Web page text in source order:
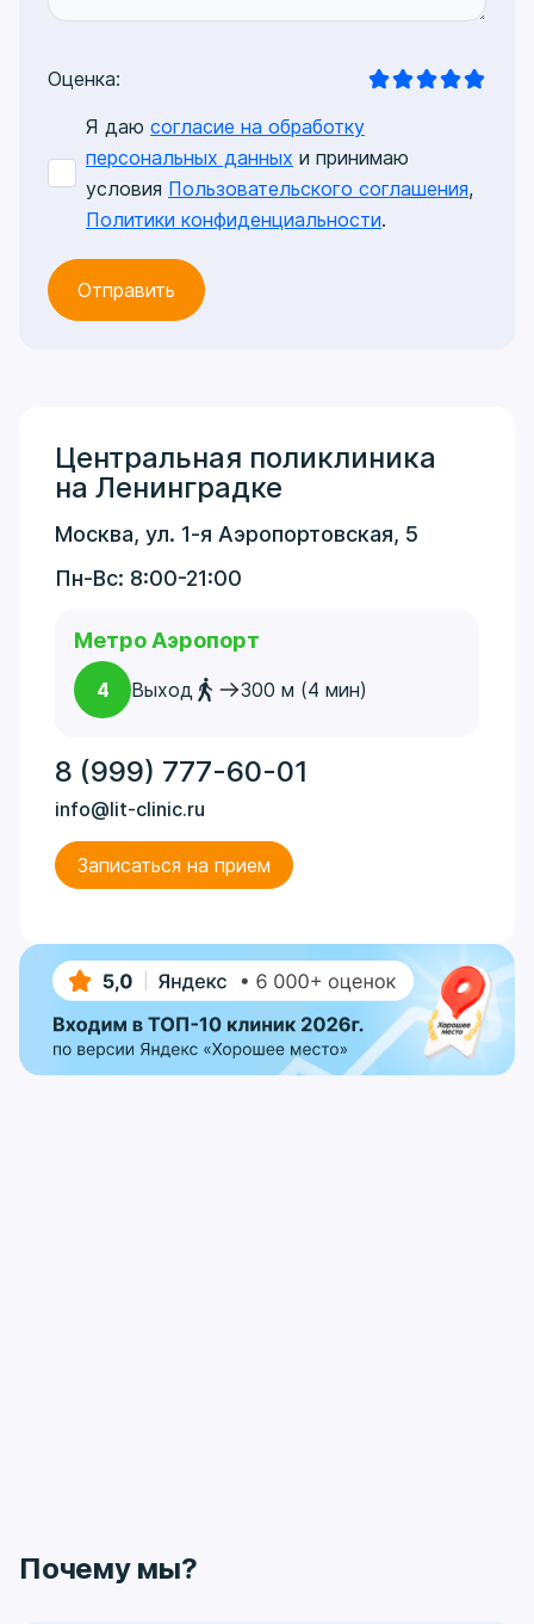
Оценка:
Я даю согласие на обработку
персональных данных и принимаю
условия Пользовательского соглашения,
Политики конфиденциальности.
Центральная поликлиника
на Ленинградке
Москва, ул. 1-я Аэропортовская, 5
Пн-Вс: 8:00-21:00
Метро Аэропорт
4 Выход 300 м (4 мин)
8 (999) 777-60-01
info@lit-clinic.ru
Записаться на прием
Почему мы?